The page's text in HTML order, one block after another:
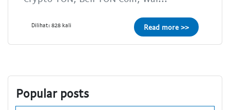
Dilihat: 828 kali Read more >>
Popular posts